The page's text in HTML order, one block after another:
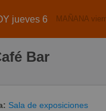
jueves 6 MAÑANA
Bar
Sala de exposiciones